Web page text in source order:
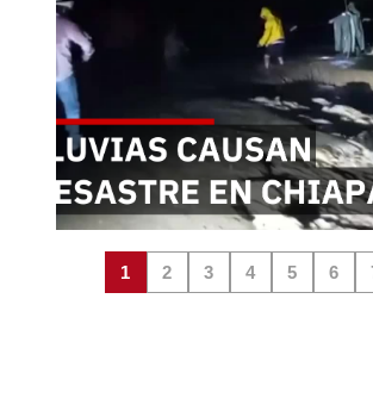
1 2 3 4 5 6